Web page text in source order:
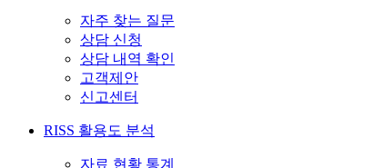
자주 찾는 질문
상담 신청
상담 내역 확인
고객제안
신고센터
RISS 활용도 분석
자료 현황 통계